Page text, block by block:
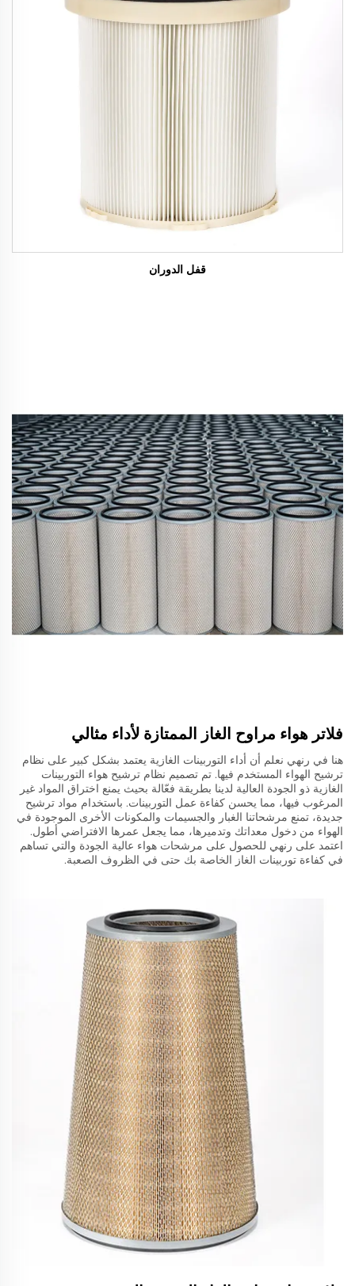
قفل الدوران
فلاتر هواء مراوح الغاز الممتازة لأداء مثالي
هنا في رنهي نعلم أن أداء التوربينات الغازية يعتمد بشكل كبير على نظام
ترشيح الهواء المستخدم فيها. تم تصميم نظام ترشيح هواء التوربينات
الغازية ذو الجودة العالية لدينا بطريقة فعّالة بحيث يمنع اختراق المواد غير
المرغوب فيها، مما يحسن كفاءة عمل التوربينات. باستخدام مواد ترشيح
جديدة، تمنع مرشحاتنا الغبار والجسيمات والمكونات الأخرى الموجودة في
الهواء من دخول معداتك وتدميرها، مما يجعل عمرها الافتراضي أطول.
اعتمد على رنهي للحصول على مرشحات هواء عالية الجودة والتي تساهم
في كفاءة توربينات الغاز الخاصة بك حتى في الظروف الصعبة.